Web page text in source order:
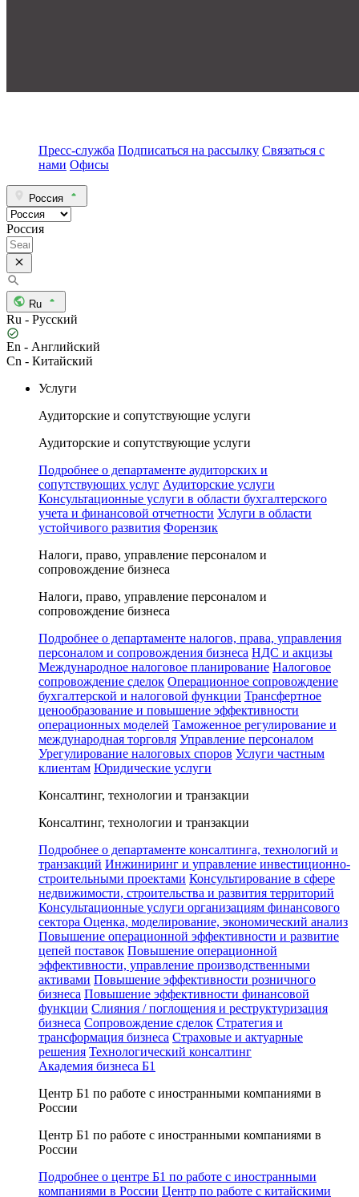
Пресс-служба Подписаться на рассылку Связаться с
нами Офисы
Россия
Россия
Ru
Ru - Русский
En - Английский
Cn - Китайский
Услуги
Аудиторские и сопутствующие услуги
Аудиторские и сопутствующие услуги
Подробнее о департаменте аудиторских и
сопутствующих услуг Аудиторские услуги
Консультационные услуги в области бухгалтерского
учета и финансовой отчетности Услуги в области
устойчивого развития Форензик
Налоги, право, управление персоналом и
сопровождение бизнеса
Налоги, право, управление персоналом и
сопровождение бизнеса
Подробнее о департаменте налогов, права, управления
персоналом и сопровождения бизнеса НДС и акцизы
Международное налоговое планирование Налоговое
сопровождение сделок Операционное сопровождение
бухгалтерской и налоговой функции Трансфертное
ценообразование и повышение эффективности
операционных моделей Таможенное регулирование и
международная торговля Управление персоналом
Урегулирование налоговых споров Услуги частным
клиентам Юридические услуги
Консалтинг, технологии и транзакции
Консалтинг, технологии и транзакции
Подробнее о департаменте консалтинга, технологий и
транзакций Инжиниринг и управление инвестиционно-
строительными проектами Консультирование в сфере
недвижимости, строительства и развития территорий
Консультационные услуги организациям финансового
сектора Оценка, моделирование, экономический анализ
Повышение операционной эффективности и развитие
цепей поставок Повышение операционной
эффективности, управление производственными
активами Повышение эффективности розничного
бизнеса Повышение эффективности финансовой
функции Слияния / поглощения и реструктуризация
бизнеса Сопровождение сделок Стратегия и
трансформация бизнеса Страховые и актуарные
решения Технологический консалтинг
Академия бизнеса Б1
Центр Б1 по работе с иностранными компаниями в
России
Центр Б1 по работе с иностранными компаниями в
России
Подробнее о центре Б1 по работе с иностранными
компаниями в России Центр по работе с китайскими